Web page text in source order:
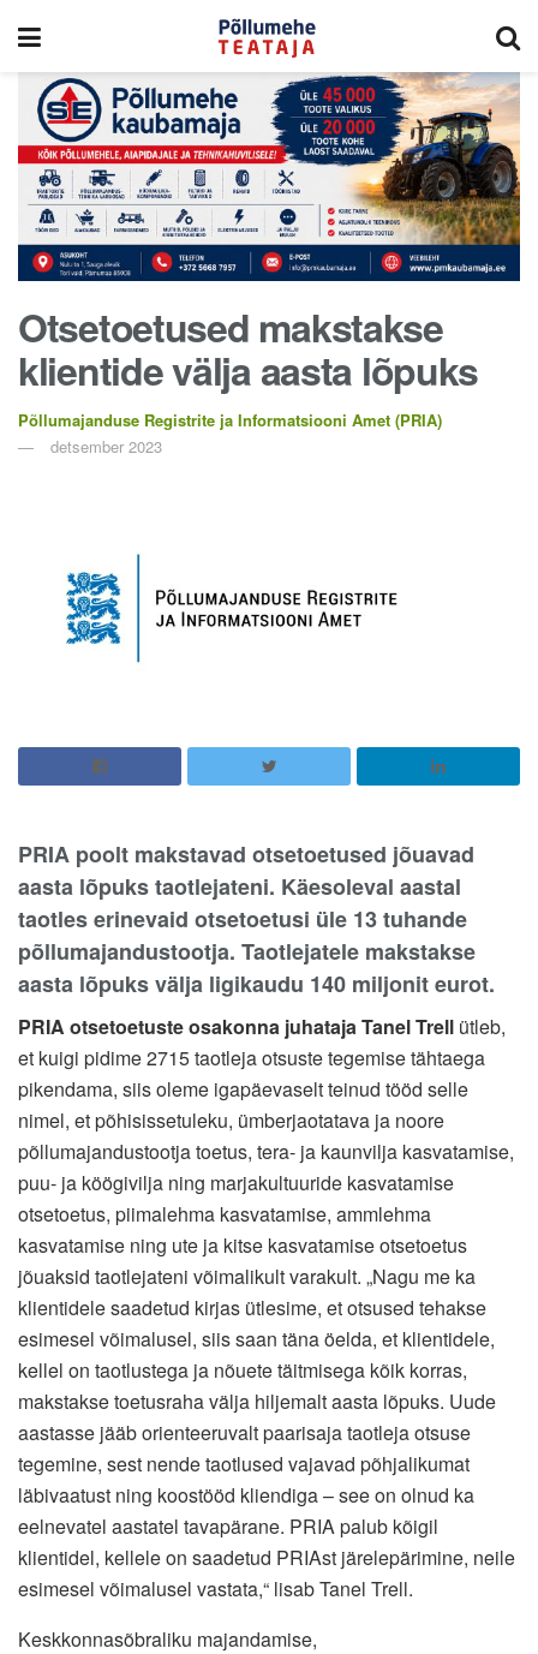
Otsetoetused makstakse
klientide välja aasta lõpuks
Põllumajanduse Registrite ja Informatsiooni Amet (PRIA)
detsember 2023
PRIA poolt makstavad otsetoetused jõuavad
aasta lõpuks taotlejateni. Käesoleval aastal
taotles erinevaid otsetoetusi üle 13 tuhande
põllumajandustootja. Taotlejatele makstakse
aasta lõpuks välja ligikaudu 140 miljonit eurot.
PRIA otsetoetuste osakonna juhataja Tanel Trell ütleb,
et kuigi pidime 2715 taotleja otsuste tegemise tähtaega
pikendama, siis oleme igapäevaselt teinud tööd selle
nimel, et põhisissetuleku, ümberjaotatava ja noore
põllumajandustootja toetus, tera- ja kaunvilja kasvatamise,
puu- ja köögivilja ning marjakultuuride kasvatamise
otsetoetus, piimalehma kasvatamise, ammlehma
kasvatamise ning ute ja kitse kasvatamise otsetoetus
jõuaksid taotlejateni võimalikult varakult. „Nagu me ka
klientidele saadetud kirjas ütlesime, et otsused tehakse
esimesel võimalusel, siis saan täna öelda, et klientidele,
kellel on taotlustega ja nõuete täitmisega kõik korras,
makstakse toetusraha välja hiljemalt aasta lõpuks. Uude
aastasse jääb orienteeruvalt paarisaja taotleja otsuse
tegemine, sest nende taotlused vajavad põhjalikumat
läbivaatust ning koostööd kliendiga – see on olnud ka
eelnevatel aastatel tavapärane. PRIA palub kõigil
klientidel, kellele on saadetud PRIAst järelepärimine, neile
esimesel võimalusel vastata,“ lisab Tanel Trell.
Keskkonnasõbraliku majandamise,